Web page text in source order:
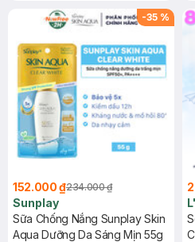
-35 %
152.000 ₫234.000 ₫
Sunplay
Sữa Chống Nắng Sunplay Skin
Aqua Dưỡng Da Sáng Mịn 55g